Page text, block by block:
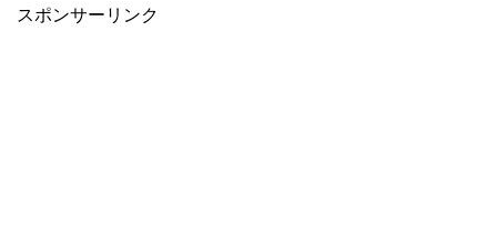
スポンサーリンク